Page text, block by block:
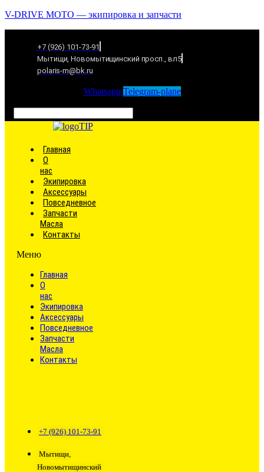
V-DRIVE MOTO — экипировка и запчасти
+7 (926) 101-73-91
Мытищи, Новомытищинский просп., вл5
polaris-m@bk.ru
Whatsapp Telegram-plane
Главная
О
нас
Экипировка
Аксессуары
Повседневное
Запчасти
Масла
Контакты
Меню
Главная
О
нас
Экипировка
Аксессуары
Повседневное
Запчасти
Масла
Контакты
+7 (926) 101-73-91
Мытищи,
Новомытищинский